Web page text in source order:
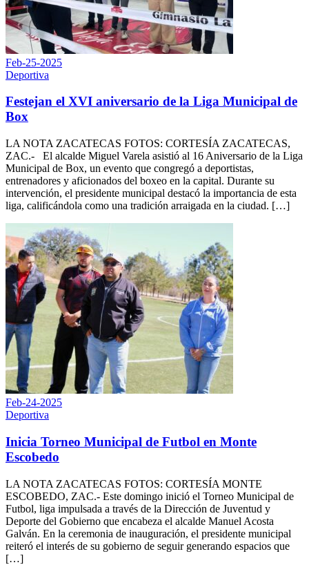
Feb-25-2025
Deportiva
Festejan el XVI aniversario de la Liga Municipal de
Box
LA NOTA ZACATECAS FOTOS: CORTESÍA ZACATECAS,
ZAC.- El alcalde Miguel Varela asistió al 16 Aniversario de la Liga
Municipal de Box, un evento que congregó a deportistas,
entrenadores y aficionados del boxeo en la capital. Durante su
intervención, el presidente municipal destacó la importancia de esta
liga, calificándola como una tradición arraigada en la ciudad. […]
Feb-24-2025
Deportiva
Inicia Torneo Municipal de Futbol en Monte
Escobedo
LA NOTA ZACATECAS FOTOS: CORTESÍA MONTE
ESCOBEDO, ZAC.- Este domingo inició el Torneo Municipal de
Futbol, liga impulsada a través de la Dirección de Juventud y
Deporte del Gobierno que encabeza el alcalde Manuel Acosta
Galván. En la ceremonia de inauguración, el presidente municipal
reiteró el interés de su gobierno de seguir generando espacios que
[…]